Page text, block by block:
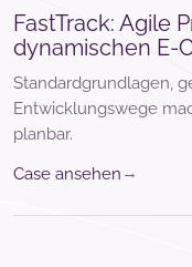
FastTrack: Agile
dynamischen E-
Standardgrundlagen,
Entwicklungswege
planbar.
Case ansehen →